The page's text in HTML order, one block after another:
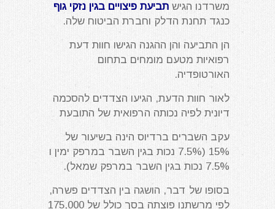
משרדנו הגיש תביעת פיצויים בגין נזקי גוף
כנגד תחנת הדלק וחברת הביטוח שלה.
הן התביעה והן ההגנה הגישו חוות דעת
רפואיות מטעם מומחים בתחום
האורטופדיה.
לאור חוות הדעת, הגיעו הצדדים להסכמה
דיונית לפיה נכותה הרפואית של התובעת
עקב השברים ברדיוס הינה בשיעור של
15% (7.5% נכות בגין השבר במרפק ימין ו
7.5% נכות בגין השבר במרפק שמאל).
בסופו של דבר, הושגה בין הצדדים פשרה,
לפי מרשתנו פוצתה בסך כולל של 175,000